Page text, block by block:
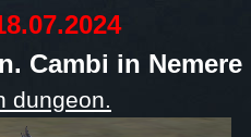
Cambi in Nemere
dungeon.